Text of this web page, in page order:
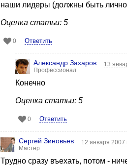
наши лидеры (должны быть
Оценка статьи: 5
0 Ответить
Александр Захаров
Профессионал
13
Конечно
Оценка статьи: 5
0 Ответить
Сергей Зиновьев
Мастер
12 января 2007
Трудно сразу въехать, потом -